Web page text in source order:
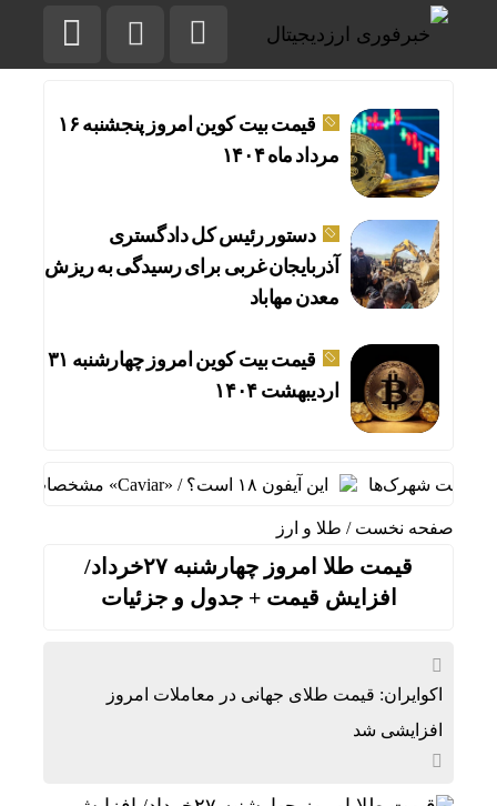
قیمت بیت کوین امروز پنجشنبه ۱۶
مرداد ماه ۱۴۰۴
دستور رئیس کل دادگستری
آذربایجان غربی برای رسیدگی به ریزش
معدن مهاباد
قیمت بیت کوین امروز چهارشنبه ۳۱
اردیبهشت ۱۴۰۴
شهرک‌ها این آیفون ۱۸ است؟ / «Caviar» مشخصات گوشی جدید اپل را لو داد / عکس
صفحه نخست / طلا و ارز
قیمت طلا امروز چهارشنبه ۲۷خرداد/
افزایش قیمت + جدول و جزئیات
اکوایران: قیمت طلای جهانی در معاملات امروز
افزایشی شد